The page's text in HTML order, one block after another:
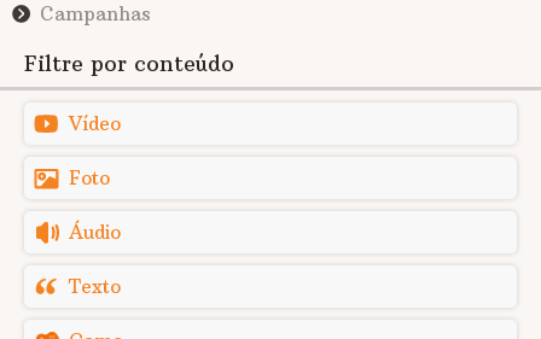
Campanhas
Filtre por conteúdo
Vídeo
Foto
Áudio
Texto